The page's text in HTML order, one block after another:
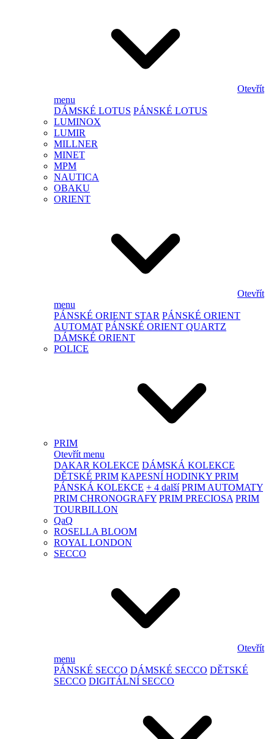
Otevřít
menu
DÁMSKÉ LOTUS PÁNSKÉ LOTUS
LUMINOX
LUMIR
MILLNER
MINET
MPM
NAUTICA
OBAKU
ORIENT
Otevřít
menu
PÁNSKÉ ORIENT STAR PÁNSKÉ ORIENT
AUTOMAT PÁNSKÉ ORIENT QUARTZ
DÁMSKÉ ORIENT
POLICE
PRIM
Otevřít menu
DAKAR KOLEKCE DÁMSKÁ KOLEKCE
DĚTSKÉ PRIM KAPESNÍ HODINKY PRIM
PÁNSKÁ KOLEKCE + 4 další PRIM AUTOMATY
PRIM CHRONOGRAFY PRIM PRECIOSA PRIM
TOURBILLON
QaQ
ROSELLA BLOOM
ROYAL LONDON
SECCO
Otevřít
menu
PÁNSKÉ SECCO DÁMSKÉ SECCO DĚTSKÉ
SECCO DIGITÁLNÍ SECCO